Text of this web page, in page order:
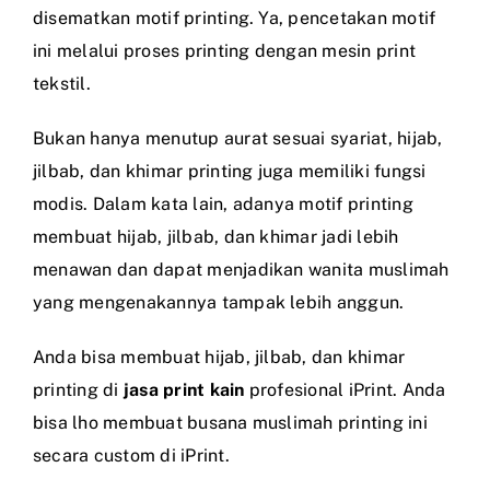
disematkan motif printing. Ya, pencetakan motif
ini melalui proses printing dengan mesin print
tekstil.
Bukan hanya menutup aurat sesuai syariat, hijab,
jilbab, dan khimar printing juga memiliki fungsi
modis. Dalam kata lain, adanya motif printing
membuat hijab, jilbab, dan khimar jadi lebih
menawan dan dapat menjadikan wanita muslimah
yang mengenakannya tampak lebih anggun.
Anda bisa membuat hijab, jilbab, dan khimar
printing di jasa print kain profesional iPrint. Anda
bisa lho membuat busana muslimah printing ini
secara custom di iPrint.